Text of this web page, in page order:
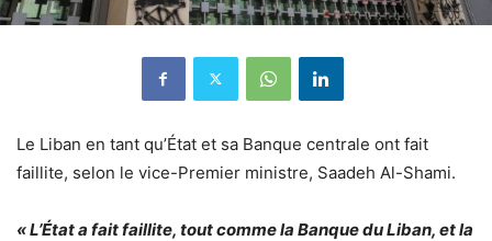
Le Liban en tant qu’État et sa Banque centrale ont fait
faillite, selon le vice-Premier ministre, Saadeh Al-Shami.
« L’État a fait faillite, tout comme la Banque du Liban, et la